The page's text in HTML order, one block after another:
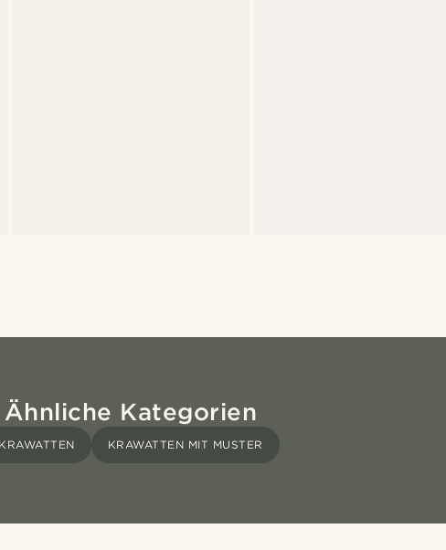
Ähnliche Kategorien
KRAWATTEN KRAWATTEN MIT MUSTER